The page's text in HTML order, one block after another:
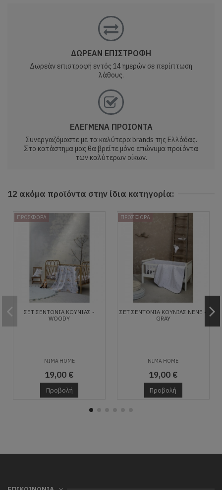
ΔΩΡΕΑΝ ΕΠΙΣΤΡΟΦΗ
Δωρεάν επιστροφή εντός 14 ημερών σε περίπτωση
λάθους.
ΕΛΕΓΜΕΝΑ ΠΡΟΙΟΝΤΑ
Συνεργαζόμαστε με τα καλύτερα brands της Ελλάδας.
Στο κατάστημα μας θα βρείτε μόνο επώνυμα προϊόντα
των καλύτερων οίκων.
12 ακόμα προϊόντα στην ίδια κατηγορία:
ΠΡΟΣΦΟΡΑ
ΣΕΤ ΣΕΝΤΌΝΙΑ ΚΟΎΝΙΑΣ -
WOODY
NIMA HOME
19,00 €
Προβολή
ΠΡΟΣΦΟΡΑ
ΣΕΤ ΣΕΝΤΌΝΙΑ ΚΟΎΝΙΑΣ NENE -
GRAY
NIMA HOME
19,00 €
Προβολή